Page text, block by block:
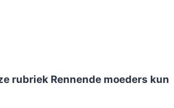
rubriek Rennende moeders kun